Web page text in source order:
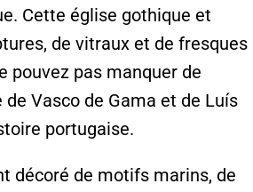
Cette église gothique et
de vitraux et de fresques
pouvez pas manquer de
Vasco de Gama et de Luís
portugaise.
décoré de motifs marins, de